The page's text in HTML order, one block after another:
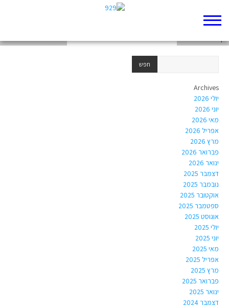
Archives
יולי 2026
יוני 2026
מאי 2026
אפריל 2026
מרץ 2026
פברואר 2026
ינואר 2026
דצמבר 2025
נובמבר 2025
אוקטובר 2025
ספטמבר 2025
אוגוסט 2025
יולי 2025
יוני 2025
מאי 2025
אפריל 2025
מרץ 2025
פברואר 2025
ינואר 2025
דצמבר 2024